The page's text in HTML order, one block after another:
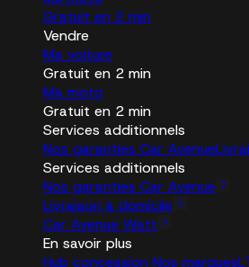
Gratuit en 2 min
Vendre
Ma voiture
Gratuit en 2 min
Ma moto
Gratuit en 2 min
Services additionnels
Nos garanties Car Avenue
Services additionnels
Nos garanties Car Avenue
Livraison à domicile
Car Avenue Watt
En savoir plus
Hub concession Nos marques